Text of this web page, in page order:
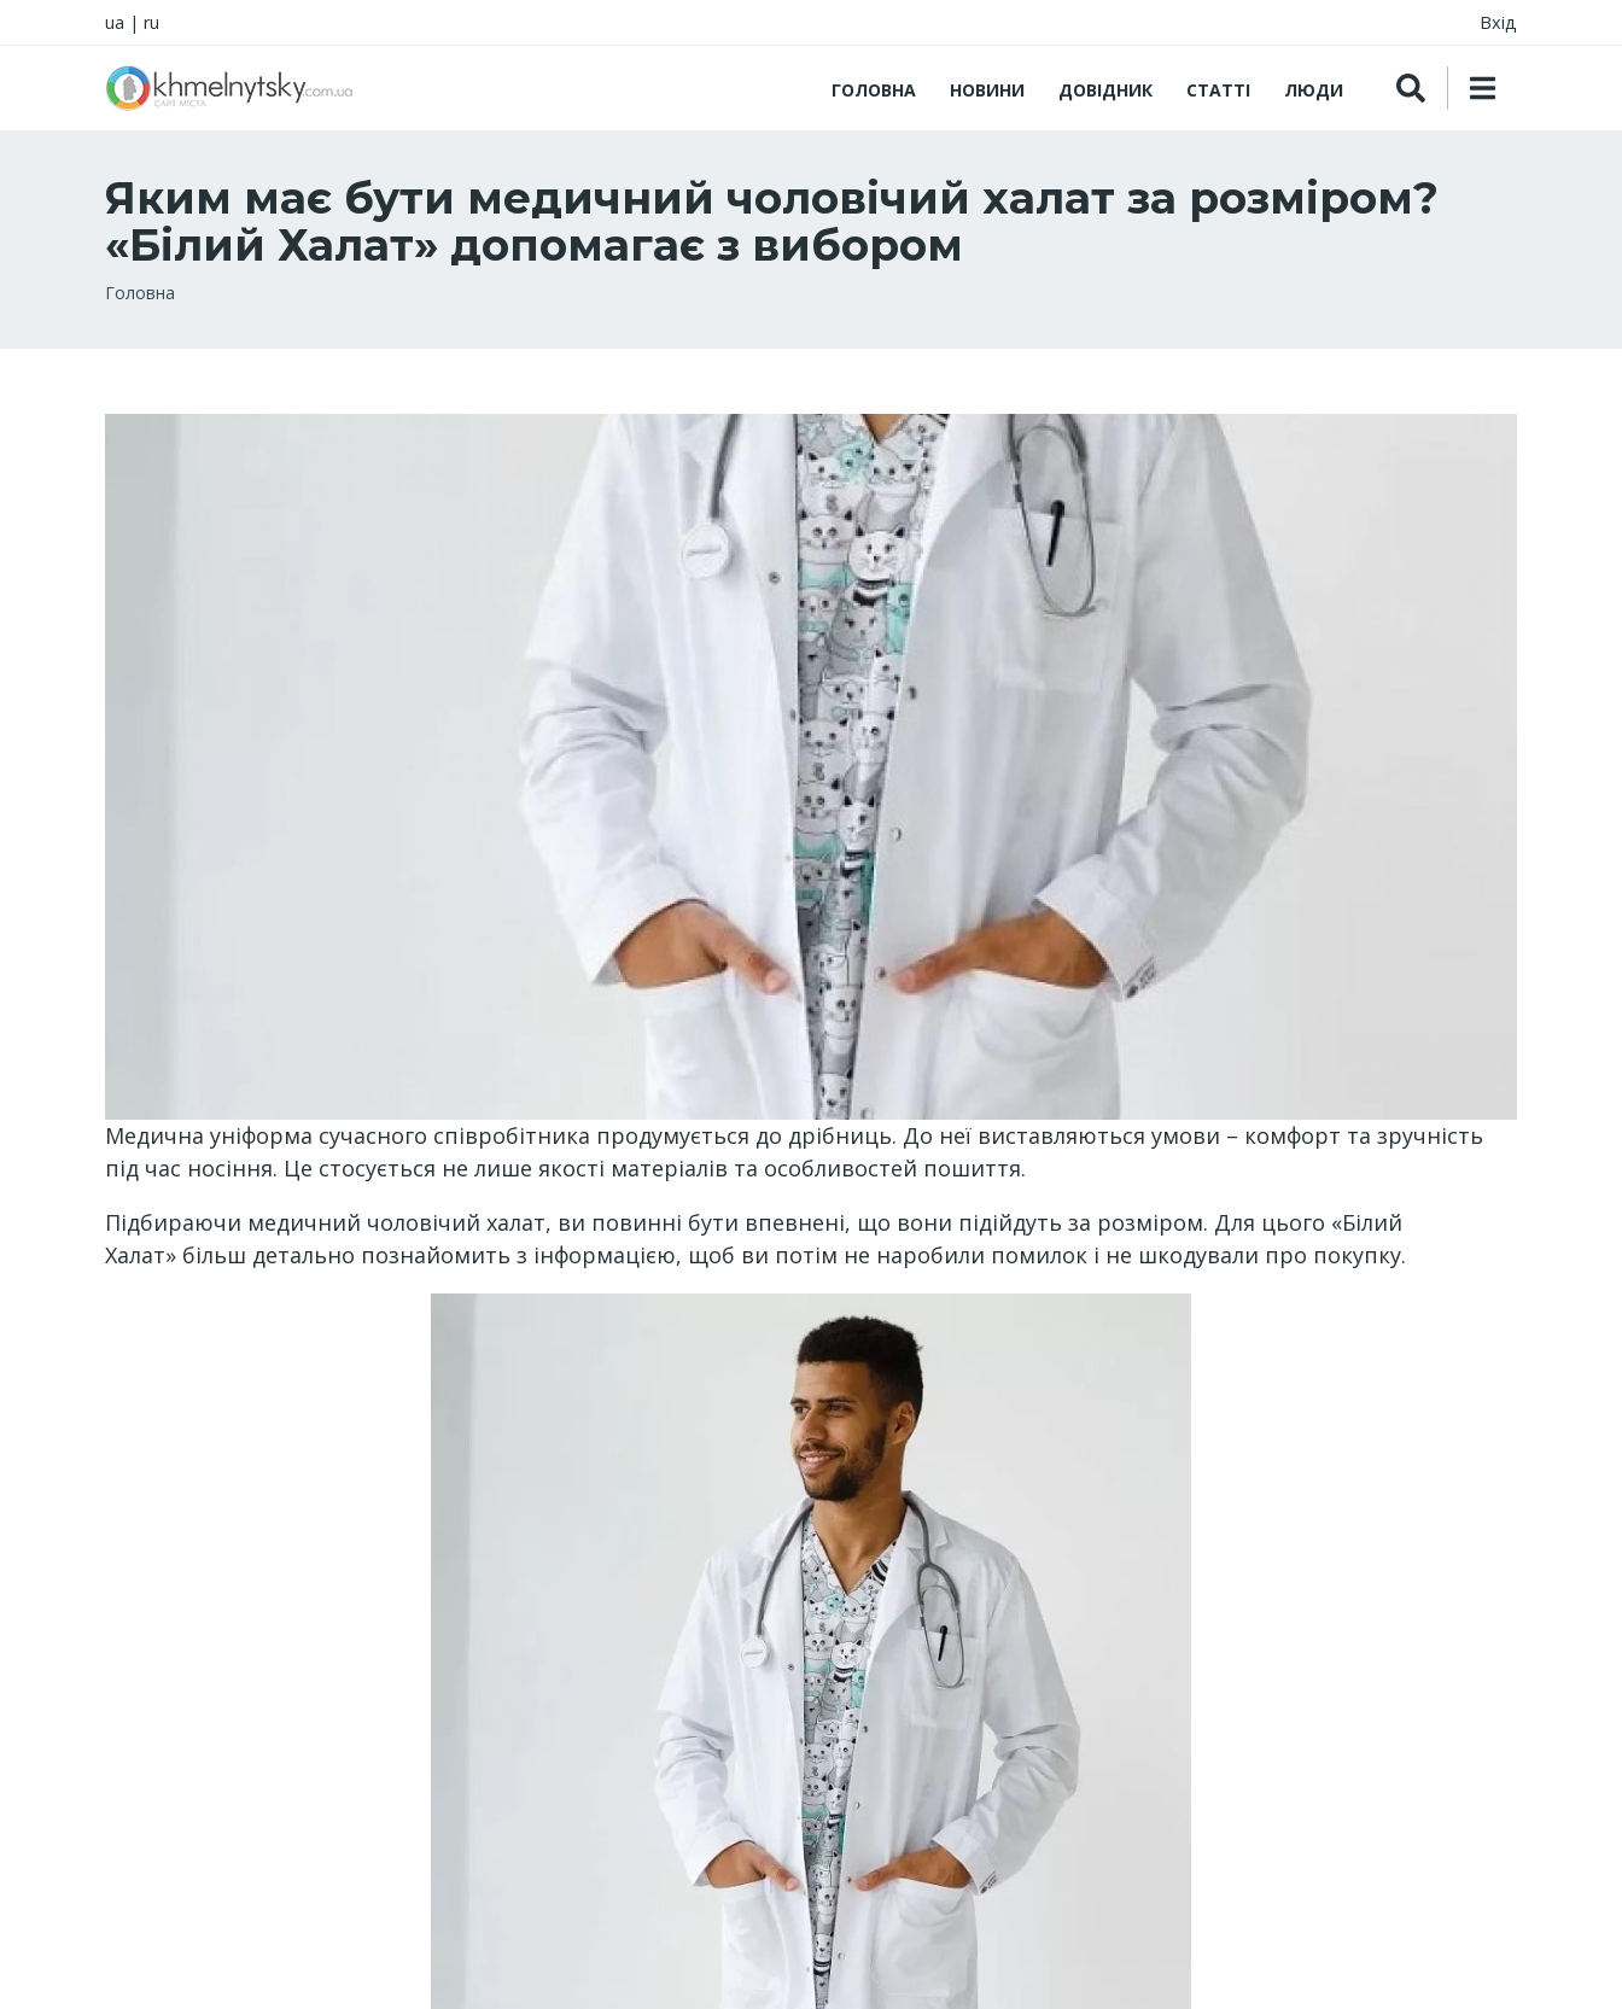
ua | ru Вхід
ГОЛОВНА НОВИНИ ДОВІДНИК СТАТТІ ЛЮДИ
Яким має бути медичний чоловічий халат за розміром?
«Білий Халат» допомагає з вибором
Рядок
Головна
Медична уніформа сучасного співробітника продумується до дрібниць. До неї виставляються умови – комфорт та зручність
під час носіння. Це стосується не лише якості матеріалів та особливостей пошиття.
Підбираючи медичний чоловічий халат, ви повинні бути впевнені, що вони підійдуть за розміром. Для цього «Білий
Халат» більш детально познайомить з інформацією, щоб ви потім не наробили помилок і не шкодували про покупку.